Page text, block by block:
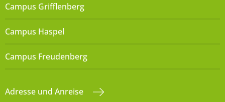
Campus Grifflenberg
Campus Haspel
Campus Freudenberg
Adresse und Anreise